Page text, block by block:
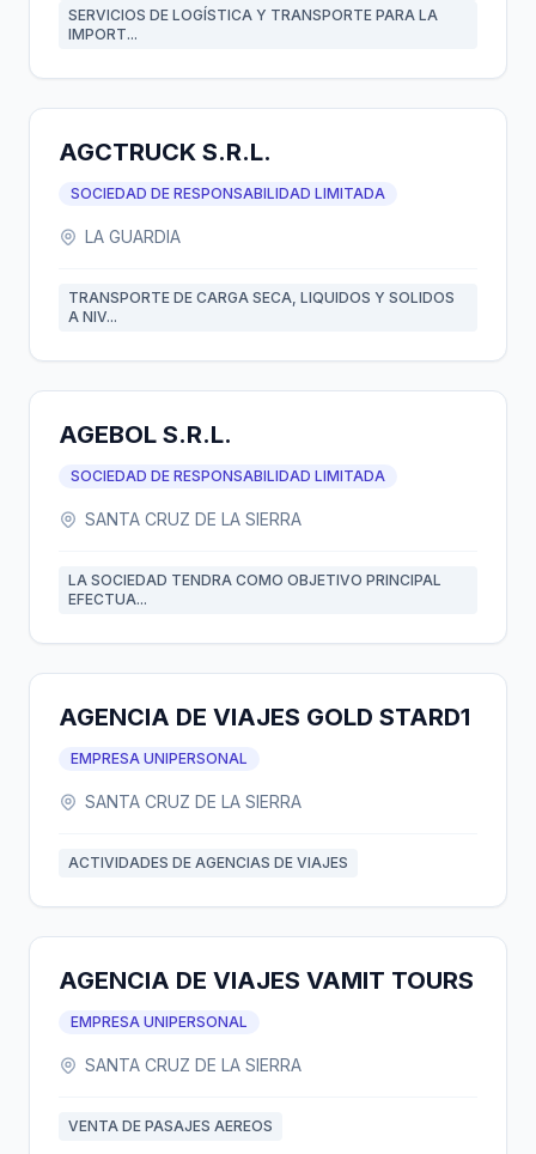
SERVICIOS DE LOGÍSTICA Y TRANSPORTE PARA LA
IMPORT...
AGCTRUCK S.R.L.
SOCIEDAD DE RESPONSABILIDAD LIMITADA
LA GUARDIA
TRANSPORTE DE CARGA SECA, LIQUIDOS Y SOLIDOS
A NIV...
AGEBOL S.R.L.
SOCIEDAD DE RESPONSABILIDAD LIMITADA
SANTA CRUZ DE LA SIERRA
LA SOCIEDAD TENDRA COMO OBJETIVO PRINCIPAL
EFECTUA...
AGENCIA DE VIAJES GOLD STARD1
EMPRESA UNIPERSONAL
SANTA CRUZ DE LA SIERRA
ACTIVIDADES DE AGENCIAS DE VIAJES
AGENCIA DE VIAJES VAMIT TOURS
EMPRESA UNIPERSONAL
SANTA CRUZ DE LA SIERRA
VENTA DE PASAJES AEREOS